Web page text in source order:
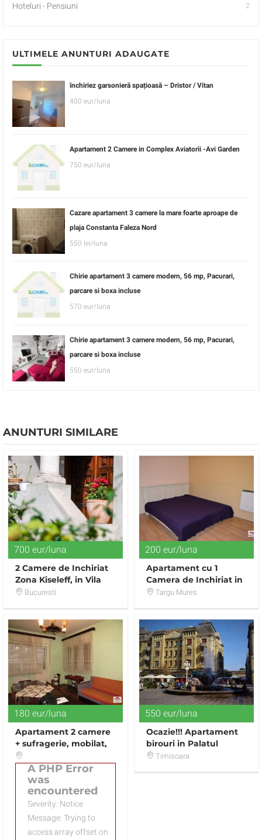
Hoteluri - Pensiuni 2
ULTIMELE ANUNTURI ADAUGATE
închiriez garsonieră spațioasă – Dristor / Vitan
400 eur/luna
Apartament 2 Camere in Complex Aviatorii -Avi Garden
750 eur/luna
Cazare apartament 3 camere la mare foarte aproape de
plaja Constanta Faleza Nord
550 lei/luna
Chirie apartament 3 camere modern, 56 mp, Pacurari,
parcare si boxa incluse
570 eur/luna
Chirie apartament 3 camere modern, 56 mp, Pacurari,
parcare si boxa incluse
550 eur/luna
ANUNTURI SIMILARE
700 eur/luna
2 Camere de Inchiriat
Zona Kiseleff, in Vila
Monument Istoric
Bucuresti
200 eur/luna
Apartament cu 1
Camera de Inchiriat in
Zona Dacia, oferit de
Targu Mures
180 eur/luna
Apartament 2 camere
+ sufragerie, mobilat,
zona centrala
A PHP Error
was
encountered
Severity: Notice
Message: Trying to
access array offset on
550 eur/luna
Ocazie!!! Apartament
birouri in Palatul
Dauerbach -Piata
Timisoara